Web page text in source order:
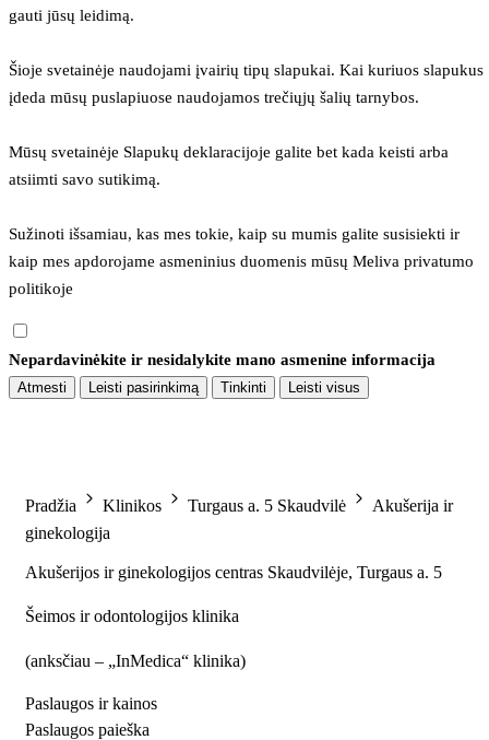
gauti jūsų leidimą.
Šioje svetainėje naudojami įvairių tipų slapukai. Kai kuriuos slapukus
įdeda mūsų puslapiuose naudojamos trečiųjų šalių tarnybos.
Mūsų svetainėje Slapukų deklaracijoje galite bet kada keisti arba
atsiimti savo sutikimą.
Sužinoti išsamiau, kas mes tokie, kaip su mumis galite susisiekti ir
kaip mes apdorojame asmeninius duomenis mūsų Meliva privatumo
politikoje
Nepardavinėkite ir nesidalykite mano asmenine informacija
Atmesti Leisti pasirinkimą Tinkinti Leisti visus
Pradžia Klinikos Turgaus a. 5 Skaudvilė
Akušerija ir
ginekologija
Akušerijos ir ginekologijos centras Skaudvilėje, Turgaus a. 5
Šeimos ir odontologijos klinika
(anksčiau – „InMedica“ klinika)
Paslaugos ir kainos
Paslaugos paieška